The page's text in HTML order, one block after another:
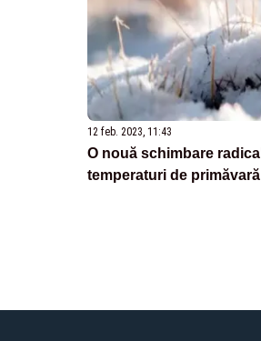
12 feb. 2023, 11:43
O nouă schimbare
temperaturi de primăvară